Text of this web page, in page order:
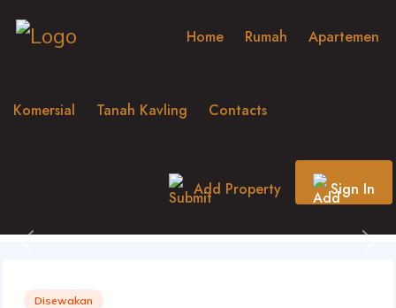
Home Rumah Apartemen
Komersial Tanah Kavling Contacts
Add Property Sign In
Disewakan